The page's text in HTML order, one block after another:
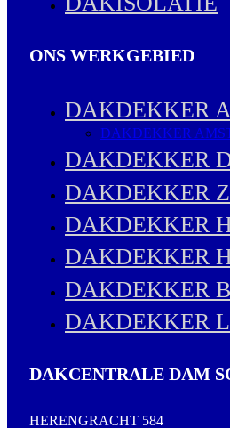
ONS WERKGEBIED
DAKDEKKER
DAKDEKKER
DAKDEKKER
DAKDEKKER
DAKDEKKER
DAKDEKKER
DAKDEKKER
DAKDEKKER
DAKCENTRALE DAM
HERENGRACHT 584